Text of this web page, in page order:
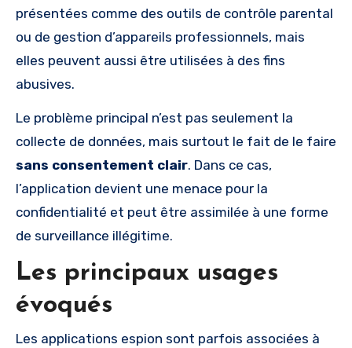
présentées comme des outils de contrôle parental
ou de gestion d’appareils professionnels, mais
elles peuvent aussi être utilisées à des fins
abusives.
Le problème principal n’est pas seulement la
collecte de données, mais surtout le fait de le faire
sans consentement clair. Dans ce cas,
l’application devient une menace pour la
confidentialité et peut être assimilée à une forme
de surveillance illégitime.
Les principaux usages
évoqués
Les applications espion sont parfois associées à